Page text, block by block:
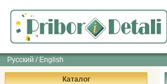
Русский / English
Каталог